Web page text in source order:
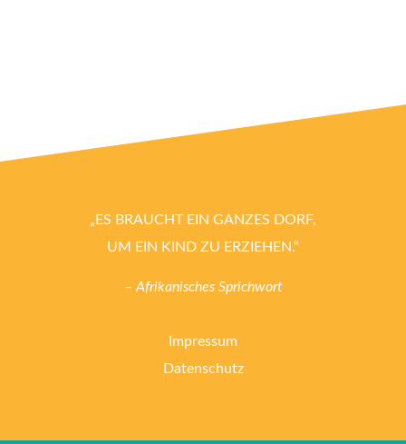
„ES BRAUCHT EIN GANZES DORF,
UM EIN KIND ZU ERZIEHEN.“
– Afrikanisches Sprichwort
Impressum
Datenschutz